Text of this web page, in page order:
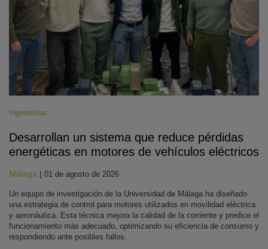
Ingenierías
Desarrollan un sistema que reduce pérdidas
energéticas en motores de vehículos eléctricos
Málaga | 01 de agosto de 2026
Un equipo de investigación de la Universidad de Málaga ha diseñado
una estrategia de control para motores utilizados en movilidad eléctrica
y aeronáutica. Esta técnica mejora la calidad de la corriente y predice el
funcionamiento más adecuado, optimizando su eficiencia de consumo y
respondiendo ante posibles fallos.